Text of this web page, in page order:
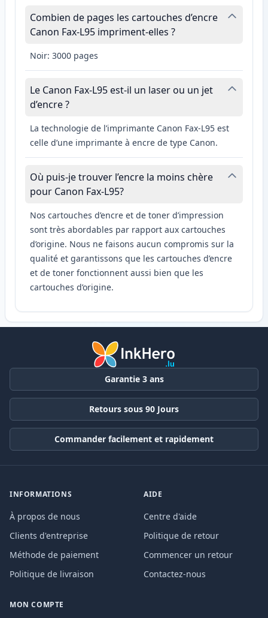
Combien de pages les cartouches d’encre
Canon Fax-L95 impriment-elles ?
Noir: 3000 pages
Le Canon Fax-L95 est-il un laser ou un jet
d’encre ?
La technologie de l’imprimante Canon Fax-L95 est
celle d’une imprimante à encre de type Canon.
Où puis-je trouver l’encre la moins chère
pour Canon Fax-L95?
Nos cartouches d’encre et de toner d’impression
sont très abordables par rapport aux cartouches
d’origine. Nous ne faisons aucun compromis sur la
qualité et garantissons que les cartouches d’encre
et de toner fonctionnent aussi bien que les
cartouches d’origine.
Garantie 3 ans
Retours sous 90 Jours
Commander facilement et rapidement
INFORMATIONS
À propos de nous
Clients d'entreprise
Méthode de paiement
Politique de livraison
AIDE
Centre d'aide
Politique de retour
Commencer un retour
Contactez-nous
MON COMPTE